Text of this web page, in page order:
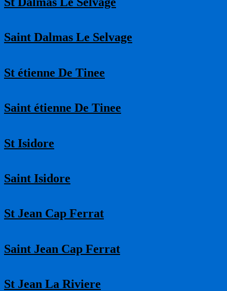
Saint Dalmas Le Selvage
St étienne De Tinee
Saint étienne De Tinee
St Isidore
Saint Isidore
St Jean Cap Ferrat
Saint Jean Cap Ferrat
St Jean La Riviere